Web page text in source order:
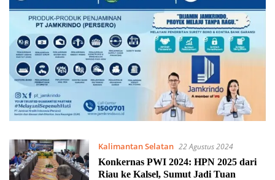
Kalimantan Selatan 22 Agustus 2024
Konkernas PWI 2024: HPN 2025 dari
Riau ke Kalsel, Sumut Jadi Tuan